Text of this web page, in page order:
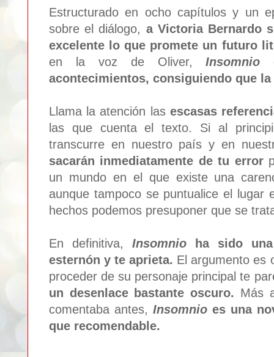
Estructurado en ocho capítulos y un
sobre el diálogo, a Victoria Bernardo
excelente lo que promete un futuro
en la voz de Oliver,Insomnio
acontecimientos, consiguiendo que
Llama la atención las escasas
las que cuenta el texto. Si al
transcurre en nuestro país y en
sacarán inmediatamente de tu error
un mundo en el que existe una
aunque tampoco se puntualice el lugar
hechos podemos presuponer que se
En definitiva,Insomnio ha sido
esternón y te aprieta. El argumento es
proceder de su personaje principal te
un desenlace bastante oscuro. Más
comentaba antes, Insomnio es una
que recomendable.